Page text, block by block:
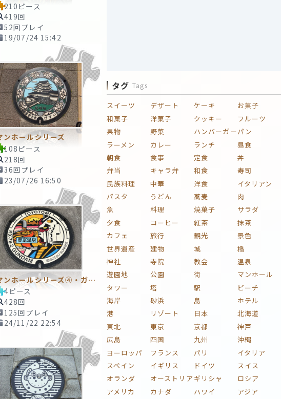
210ピース
419回
52回プレイ
19/07/24 15:42
ンホールシリーズ
108ピース
218回
36回プレイ
23/07/26 16:50
マンホールシリーズ④・ガンダムマンホール
4ピース
428回
125回プレイ
24/11/22 22:54
タグ Tags
スイーツ デザート ケーキ
お菓子
和菓子
洋菓子 クッキー
フルーツ
果物
野菜 ハンバーガーパン
ラーメン
カレー ランチ
昼食
朝食
食事 定食
丼
弁当
キャラ弁 和食
寿司
民族料理
中華 洋食
イタリアン
パスタ
うどん 蕎麦
肉
魚
料理 焼菓子
サラダ
夕食
コーヒー 紅茶
抹茶
カフェ
旅行 観光
景色
世界遺産
建物 城
橋
神社
寺院 教会
温泉
遊園地
公園 街
マンホール
タワー
塔 駅
ビーチ
海岸
砂浜 島
ホテル
港
リゾート 日本
北海道
東北
東京 京都
神戸
広島
四国 九州
沖縄
ヨーロッパ
フランス パリ
イタリア
スペイン
イギリス ドイツ
スイス
オランダ
オーストリア ギリシャ
ロシア
アメリカ
カナダ ハワイ
アジア